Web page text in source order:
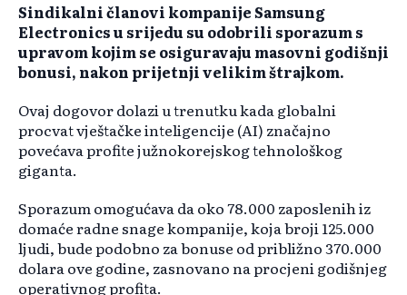
Sindikalni članovi kompanije Samsung
Electronics u srijedu su odobrili sporazum s
upravom kojim se osiguravaju masovni godišnji
bonusi, nakon prijetnji velikim štrajkom.
Ovaj dogovor dolazi u trenutku kada globalni
procvat vještačke inteligencije (AI) značajno
povećava profite južnokorejskog tehnološkog
giganta.
Sporazum omogućava da oko 78.000 zaposlenih iz
domaće radne snage kompanije, koja broji 125.000
ljudi, bude podobno za bonuse od približno 370.000
dolara ove godine, zasnovano na procjeni godišnjeg
operativnog profita.